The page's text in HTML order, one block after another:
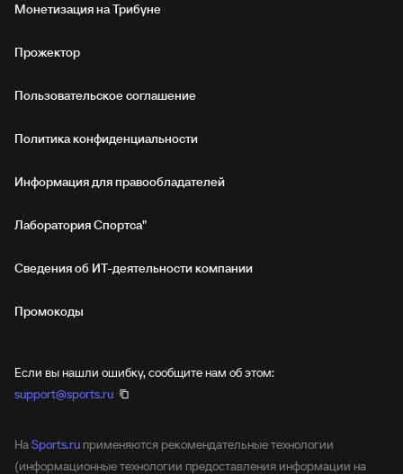
Монетизация на Трибуне
Прожектор
Пользовательское соглашение
Политика конфиденциальности
Информация для правообладателей
Лаборатория Спортса"
Сведения об ИТ‑деятельности компании
Промокоды
Если вы нашли ошибку, сообщите нам об этом:
support@sports.ru
НаSports.ru применяются рекомендательные технологии
(информационные технологии предоставления информации на